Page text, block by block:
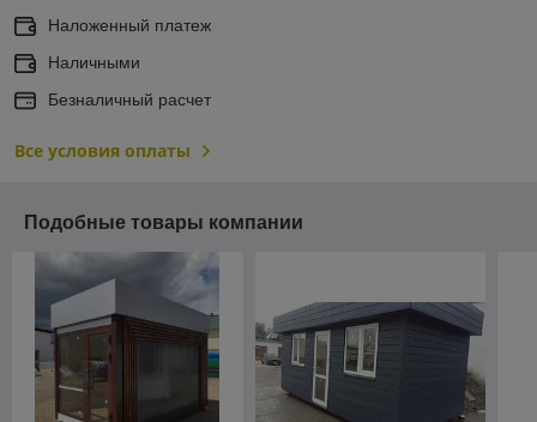
Наложенный платеж
Наличными
Безналичный расчет
Все условия оплаты
Подобные товары компании